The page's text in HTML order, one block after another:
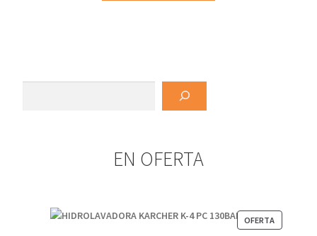
EN OFERTA
OFERTA
EN